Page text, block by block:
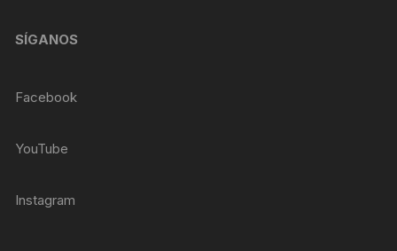
SÍGANOS
Facebook
YouTube
Instagram